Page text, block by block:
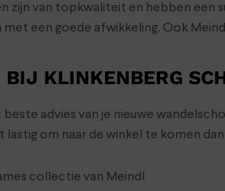
zijn van topkwaliteit en hebben een
een goede afwikkeling. Ook
KLINKENBERG
beste advies van je nieuwe
lastig om naar de winkel te komen
collectie van Meindl